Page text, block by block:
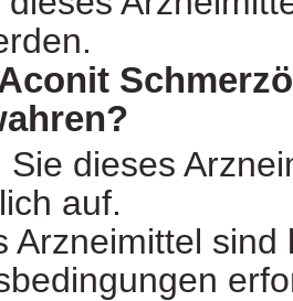
Sie dieses
auf.
Arzneimittel